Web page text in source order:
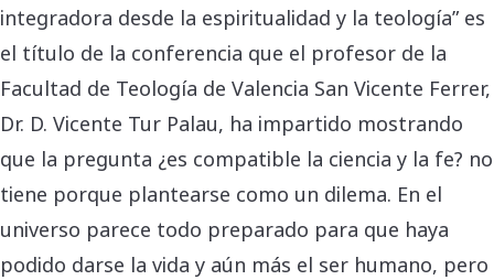
integradora desde la espiritualidad y la teología” es
el título de la conferencia que el profesor de la
Facultad de Teología de Valencia San Vicente Ferrer,
Dr. D. Vicente Tur Palau, ha impartido mostrando
que la pregunta ¿es compatible la ciencia y la fe? no
tiene porque plantearse como un dilema. En el
universo parece todo preparado para que haya
podido darse la vida y aún más el ser humano, pero